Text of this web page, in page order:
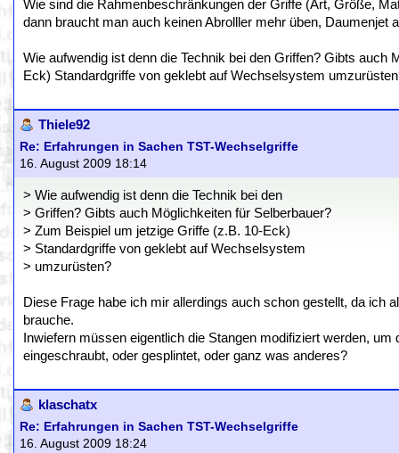
Wie sind die Rahmenbeschränkungen der Griffe (Art, Größe,
dann braucht man auch keinen Abrolller mehr üben, Daumenjet
Wie aufwendig ist denn die Technik bei den Griffen? Gibts
Eck) Standardgriffe von geklebt auf Wechselsystem
Thiele92
Re: Erfahrungen in Sachen TST-Wechselgriffe
16. August 2009 18:14
> Wie aufwendig ist denn die Technik bei den
> Griffen? Gibts auch Möglichkeiten für Selberbauer?
> Zum Beispiel um jetzige Griffe (z.B. 10-Eck)
> Standardgriffe von geklebt auf Wechselsystem
> umzurüsten?
Diese Frage habe ich mir allerdings auch schon gestellt, da ich
brauche.
Inwiefern müssen eigentlich die Stangen modifiziert werden,
eingeschraubt, oder gesplintet, oder ganz was anderes?
klaschatx
Re: Erfahrungen in Sachen TST-Wechselgriffe
16. August 2009 18:24